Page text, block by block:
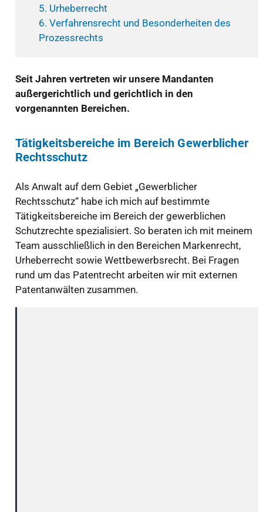
5. Urheberrecht
6. Verfahrensrecht und Besonderheiten des
Prozessrechts
Seit Jahren vertreten wir unsere Mandanten
außergerichtlich und gerichtlich in den
vorgenannten Bereichen.
Tätigkeitsbereiche im Bereich Gewerblicher
Rechtsschutz
Als Anwalt auf dem Gebiet „Gewerblicher
Rechtsschutz“ habe ich mich auf bestimmte
Tätigkeitsbereiche im Bereich der gewerblichen
Schutzrechte spezialisiert. So beraten ich mit meinem
Team ausschließlich in den Bereichen Markenrecht,
Urheberrecht sowie Wettbewerbsrecht. Bei Fragen
rund um das Patentrecht arbeiten wir mit externen
Patentanwälten zusammen.